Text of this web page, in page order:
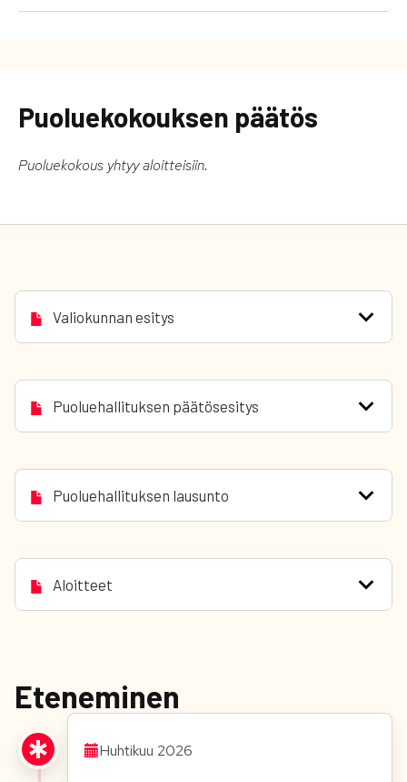
Puoluekokouksen päätös
Puoluekokous yhtyy aloitteisiin.
Valiokunnan esitys
Puoluehallituksen päätösesitys
Puoluehallituksen lausunto
Aloitteet
Eteneminen
Huhtikuu 2026